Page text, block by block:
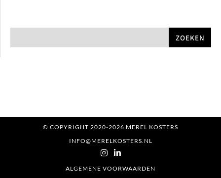
ZOEKEN
© COPYRIGHT 2020-2026 MEREL KOSTERS
INFO@MERELKOSTERS.NL
ALGEMENE VOORWAARDEN